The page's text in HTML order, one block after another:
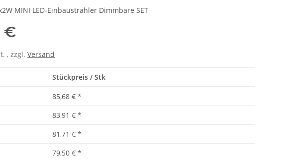
MINI LED-Einbaustrahler Dimmbare SET
€
, zzgl. Versand
Stückpreis / Stk
85,68 € *
83,91 € *
81,71 € *
79,50 € *